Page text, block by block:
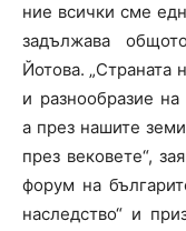
ние всички сме
задължава
Йотова. „Страната
и разнообразие
а през нашите
през вековете“,
форум на
наследство“ и